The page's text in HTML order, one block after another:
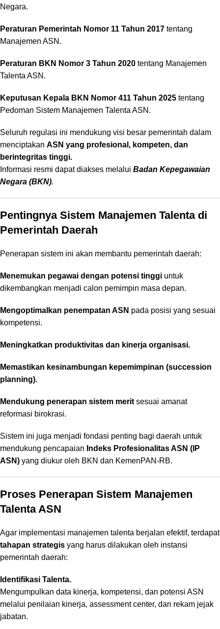
Negara.
Peraturan Pemerintah Nomor 11 Tahun 2017 tentang
Manajemen ASN.
Peraturan BKN Nomor 3 Tahun 2020 tentang Manajemen
Talenta ASN.
Keputusan Kepala BKN Nomor 411 Tahun 2025 tentang
Pedoman Sistem Manajemen Talenta ASN.
Seluruh regulasi ini mendukung visi besar pemerintah dalam
menciptakan ASN yang profesional, kompeten, dan
berintegritas tinggi.
Informasi resmi dapat diakses melalui Badan Kepegawaian
Negara (BKN).
Pentingnya Sistem Manajemen Talenta di
Pemerintah Daerah
Penerapan sistem ini akan membantu pemerintah daerah:
Menemukan pegawai dengan potensi tinggi untuk
dikembangkan menjadi calon pemimpin masa depan.
Mengoptimalkan penempatan ASN pada posisi yang sesuai
kompetensi.
Meningkatkan produktivitas dan kinerja organisasi.
Memastikan kesinambungan kepemimpinan (succession
planning).
Mendukung penerapan sistem merit sesuai amanat
reformasi birokrasi.
Sistem ini juga menjadi fondasi penting bagi daerah untuk
mendukung pencapaian Indeks Profesionalitas ASN (IP
ASN) yang diukur oleh BKN dan KemenPAN-RB.
Proses Penerapan Sistem Manajemen
Talenta ASN
Agar implementasi manajemen talenta berjalan efektif, terdapat
tahapan strategis yang harus dilakukan oleh instansi
pemerintah daerah:
Identifikasi Talenta.
Mengumpulkan data kinerja, kompetensi, dan potensi ASN
melalui penilaian kinerja, assessment center, dan rekam jejak
jabatan.